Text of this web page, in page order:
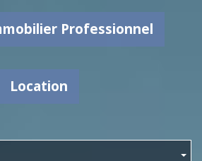
Professionnel
Location